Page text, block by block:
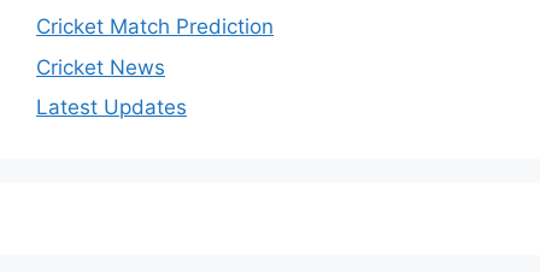
Cricket Match Prediction
Cricket News
Latest Updates